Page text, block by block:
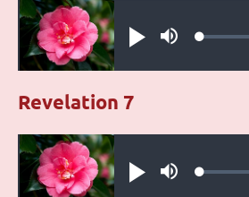
Audio file
Play MuteLoaded:
Audio file
Play MuteLoaded:
Revelation 7